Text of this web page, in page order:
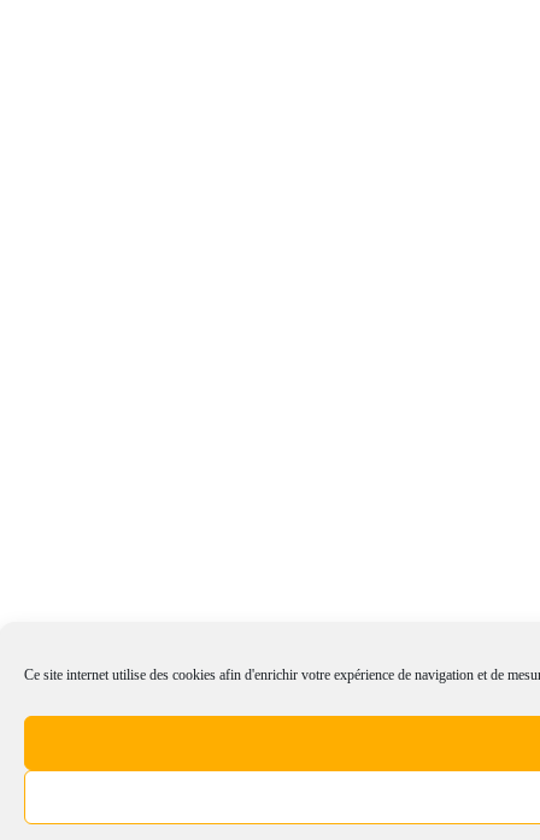
Ce site internet utilise des cookies afin d'enrichir votre expérience de navigation et de